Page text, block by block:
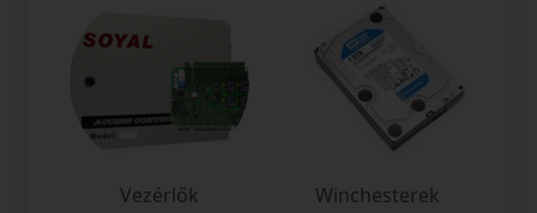
Vezérlők Winchesterek